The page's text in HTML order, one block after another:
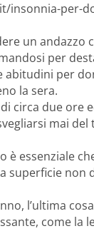
insonnia-per-
un andazzo
per
abitudini per
la sera.
circa due ore
mai
è essenziale
superficie non
l’ultima
come la